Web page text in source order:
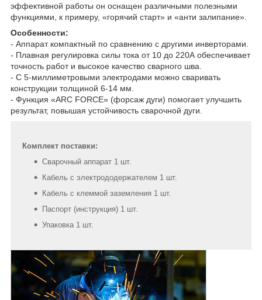
эффективной работы он оснащен различными полезными
функциями, к примеру, «горячий старт» и «анти залипание».
Особенности:
- Аппарат компактный по сравнению с другими инверторами.
- Плавная регулировка силы тока от 10 до 220А обеспечивает
точность работ и высокое качество сварного шва.
- С 5-миллиметровыми электродами можно сваривать
конструкции толщиной 6-14 мм.
- Функция «ARC FORCE» (форсаж дуги) помогает улучшить
результат, повышая устойчивость сварочной дуги.
Комплект поставки:
Сварочный аппарат 1 шт.
Кабель с электрододержателем 1 шт.
Кабель с клеммой заземления 1 шт.
Паспорт (инструкция) 1 шт.
Упаковка 1 шт.